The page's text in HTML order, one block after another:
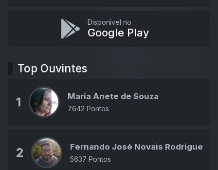
Disponível no
Google Play
Top Ouvintes
1 Maria Anete de Souza
7642 Pontos
2 Fernando José Novais Rodrigues
5637 Pontos